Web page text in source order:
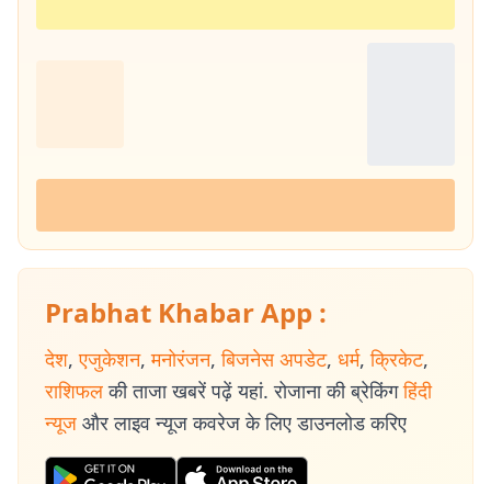
Prabhat Khabar App :
देश, एजुकेशन, मनोरंजन, बिजनेस अपडेट, धर्म, क्रिकेट,
राशिफल की ताजा खबरें पढ़ें यहां. रोजाना की ब्रेकिंग हिंदी
न्यूज और लाइव न्यूज कवरेज के लिए डाउनलोड करिए